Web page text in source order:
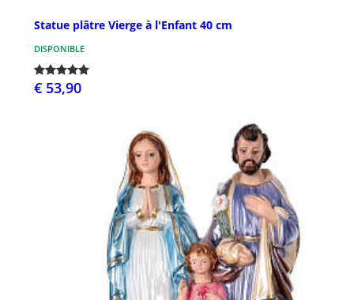
Statue plâtre Vierge à l'Enfant 40 cm
DISPONIBLE
€ 53,90